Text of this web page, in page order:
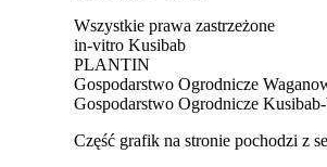
Wszystkie prawa zastrzeżone
in-vitro Kusibab
PLANTIN
Gospodarstwo Ogrodnicze
Gospodarstwo Ogrodnicze
Część grafik na stronie pochodzi z